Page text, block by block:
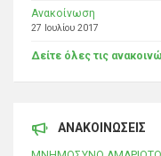
Ανακοίνωση
27 Ιουλίου 2017
Δείτε όλες τις
ΑΝΑΚΟΙΝΩΣΕΙΣ